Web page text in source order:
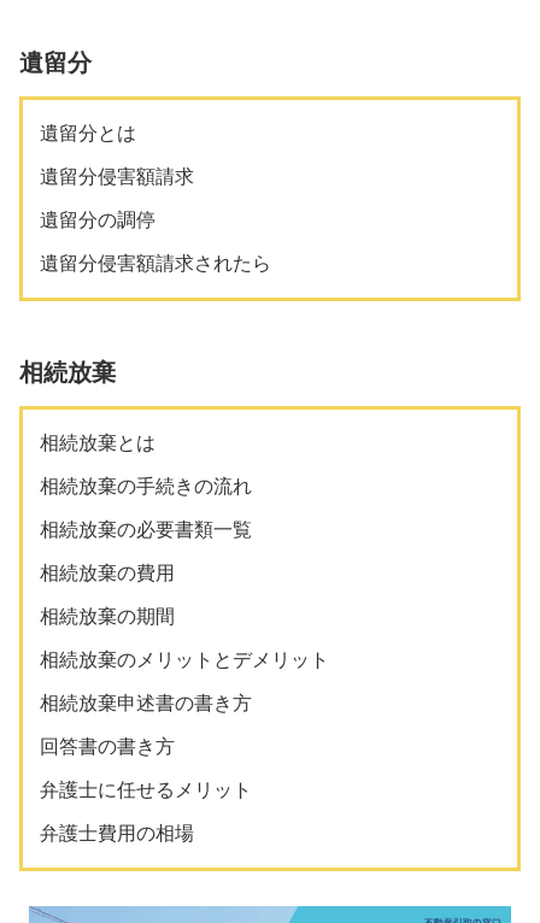
遺留分
遺留分とは
遺留分侵害額請求
遺留分の調停
遺留分侵害額請求されたら
相続放棄
相続放棄とは
相続放棄の手続きの流れ
相続放棄の必要書類一覧
相続放棄の費用
相続放棄の期間
相続放棄のメリットとデメリット
相続放棄申述書の書き方
回答書の書き方
弁護士に任せるメリット
弁護士費用の相場